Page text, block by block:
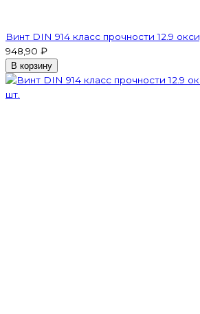
Винт DIN 914 класс прочности 12.9
948,90 ₽
В корзину